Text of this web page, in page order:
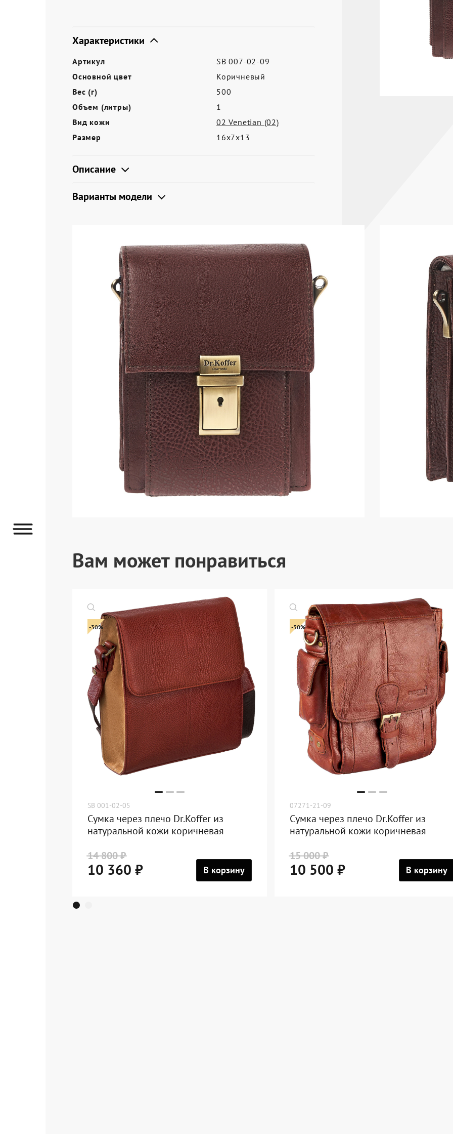
Характеристики
Артикул
SB 007-02-09
Основной цвет
Коричневый
Вес (г)
500
Объем (литры)
1
Вид кожи
02 Venetian (02)
Размер
16х7х13
Описание
Варианты модели
Вам может понравиться
-30%
SB 001-02-05
Сумка через плечо Dr.Koffer из
натуральной кожи коричневая
14 800 ₽
10 360 ₽ В корзину
-30%
07271-21-09
Сумка через плечо Dr.Koffer из
натуральной кожи коричневая
15 000 ₽
10 500 ₽ В корзину